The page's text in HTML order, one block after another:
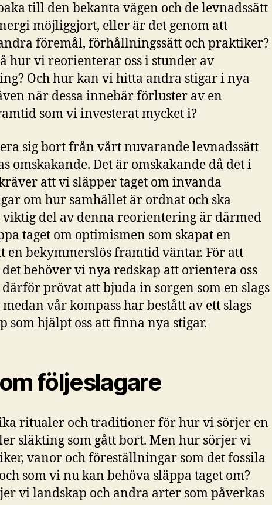
till den bekanta vägen och de levnadssätt
möjliggjort, eller är det genom att
föremål, förhållningssätt och praktiker?
hur vi reorienterar oss i stunder av
Och hur kan vi hitta andra stigar i nya
när dessa innebär förluster av en
som vi investerat mycket i?
sig bort från vårt nuvarande levnadssätt
omskakande. Det är omskakande då det i
att vi släpper taget om invanda
om hur samhället är ordnat och ska
viktig del av denna reorientering är därmed
taget om optimismen som skapat en
en bekymmerslös framtid väntar. För att
behöver vi nya redskap att orientera oss
prövat att bjuda in sorgen som en slags
vår kompass har bestått av ett slags
som hjälpt oss att finna nya stigar.
följeslagare
ritualer och traditioner för hur vi sörjer en
släkting som gått bort. Men hur sörjer vi
vanor och föreställningar som det fossila
som vi nu kan behöva släppa taget om?
vi landskap och andra arter som påverkas